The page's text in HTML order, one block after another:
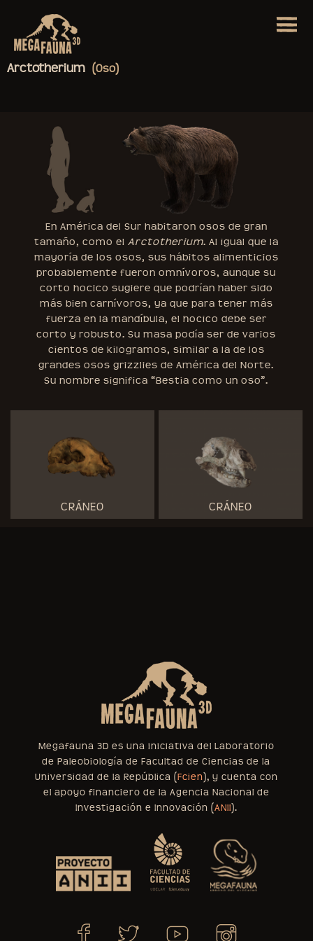
Arctotherium (Oso)
En América del Sur habitaron osos de gran
tamaño, como el Arctotherium. Al igual que la
mayoría de los osos, sus hábitos alimenticios
probablemente fueron omnívoros, aunque su
corto hocico sugiere que podrían haber sido
más bien carnívoros, ya que para tener más
fuerza en la mandíbula, el hocico debe ser
corto y robusto. Su masa podía ser de varios
cientos de kilogramos, similar a la de los
grandes osos grizzlies de América del Norte.
Su nombre significa “Bestia como un oso”.
CRÁNEO CRÁNEO
Megafauna 3D es una iniciativa del Laboratorio
de Paleobiología de Facultad de Ciencias de la
Universidad de la República (Fcien), y cuenta con
el apoyo financiero de la Agencia Nacional de
Investigación e Innovación (ANII).